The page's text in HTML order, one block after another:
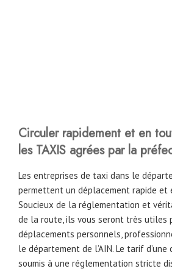
Circuler rapidement et en
les TAXIS agrées par la
Les entreprises de taxi dans le
permettent un déplacement rapide et
Soucieux de la réglementation et
de la route, ils vous seront très utiles
déplacements personnels,
le département de l’AIN. Le tarif
soumis à une réglementation stricte